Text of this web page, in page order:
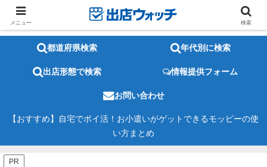
都道府県検索 年代別に検索
出店形態で検索 情報提供フォーム
お問い合わせ
【おすすめ】自宅でポイ活！お小遣いがゲットできるモッピーの使
い方まとめ
PR
メニュー 検索